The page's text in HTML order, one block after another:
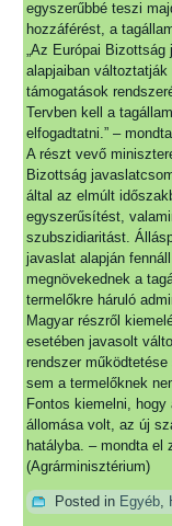
egyszerűbbé teszi
hozzáférést, a
„Az Európai
alapjaiban
támogatások
Tervben kell a
elfogadtatni.” –
A részt vevő
Bizottság
által az elmúlt
egyszerűsítést,
szubszidiaritást.
javaslat alapján
megnövekednek a
termelőkre háruló
Magyar részről
esetében javasolt
rendszer
sem a termelőknek
Fontos kiemelni,
állomása volt, az új
hatályba. – mondta el
(Agrárminisztérium)
Posted in Egyéb